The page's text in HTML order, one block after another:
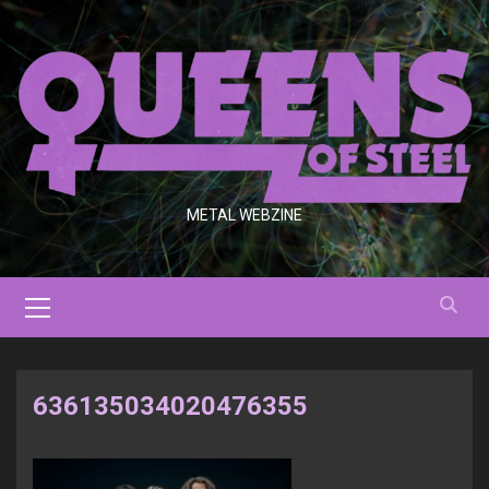
Saltar
al
contenido
METAL WEBZINE
primario
636135034020476355